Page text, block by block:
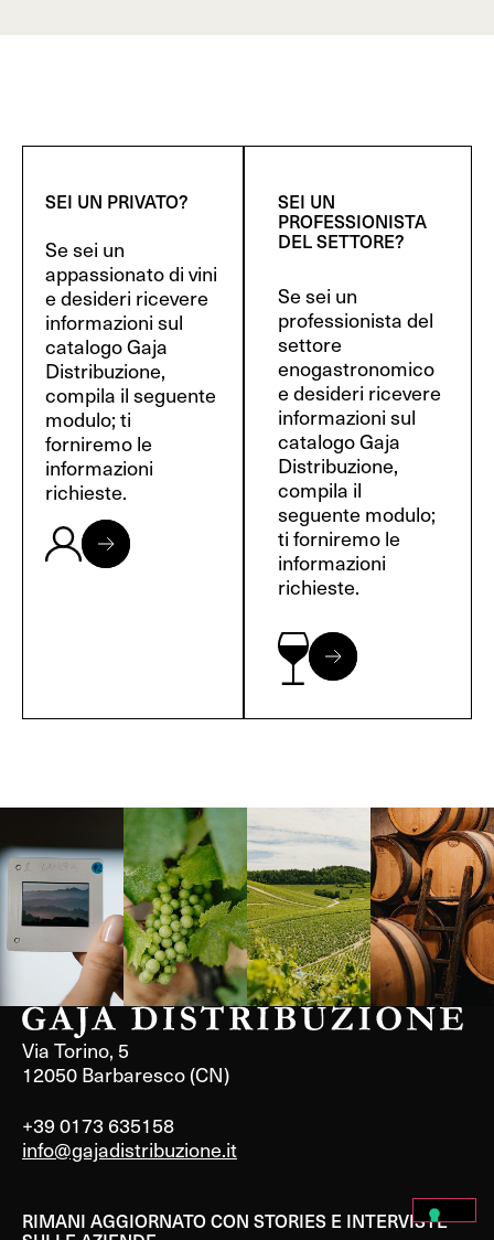
SEI UN PRIVATO?
Se sei un
appassionato di vini
e desideri ricevere
informazioni sul
catalogo Gaja
Distribuzione,
compila il seguente
modulo; ti
forniremo le
informazioni
richieste.
SEI UN
PROFESSIONISTA
DEL SETTORE?
Se sei un
professionista del
settore
enogastronomico
e desideri ricevere
informazioni sul
catalogo Gaja
Distribuzione,
compila il
seguente modulo;
ti forniremo le
informazioni
richieste.
Borgogna,
Francia
Borgogna,
Francia
Instagram
Via Torino, 5
12050 Barbaresco (CN)
+39 0173 635158
info@gajadistribuzione.it
RIMANI AGGIORNATO CON STORIES E INTERVISTE